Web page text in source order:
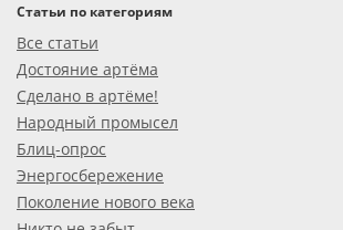
Статьи по категориям
Все статьи
Достояние артёма
Сделано в артёме!
Народный промысел
Блиц-опрос
Энергосбережение
Поколение нового века